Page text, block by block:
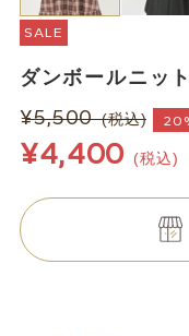
SALE
ダンボールニッ
¥5,500 (税込)
¥4,400 (税込)